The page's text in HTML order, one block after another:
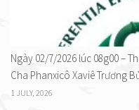
Ngày 02/7/2026 lúc 08g00 –
Cha Phanxicô Xaviê Trương
1 JULY, 2026